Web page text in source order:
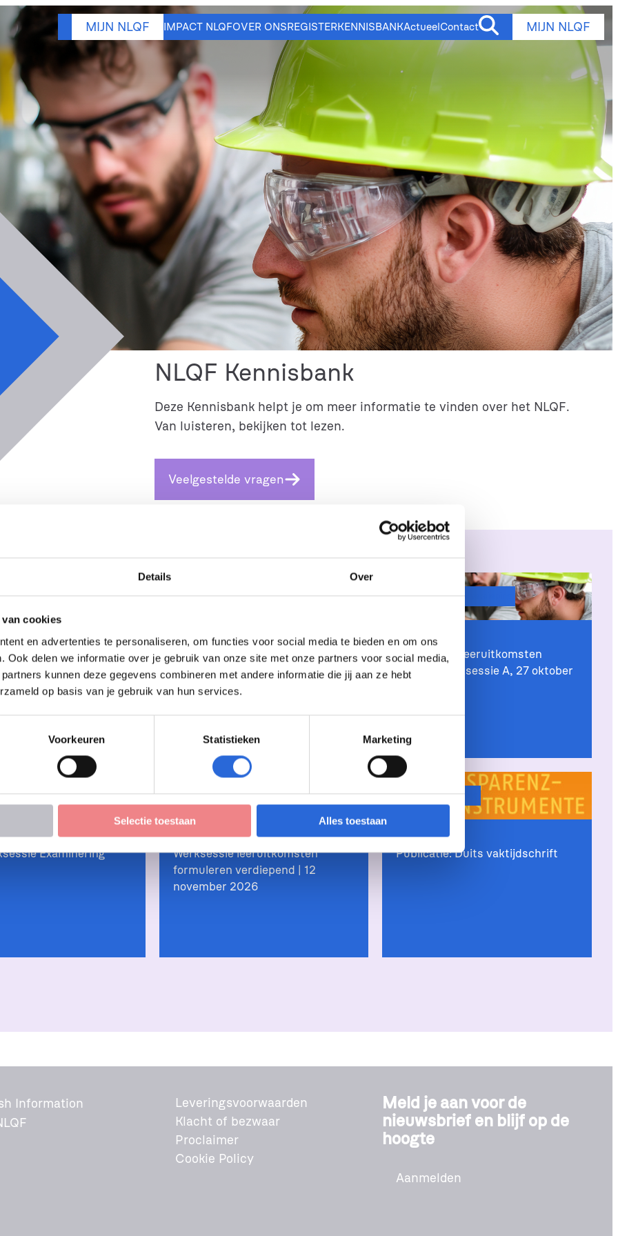
Details Over
van cookies
en advertenties te personaliseren, om functies voor social media te bieden en om ons
Ook delen we informatie over je gebruik van onze site met onze partners voor social media,
kunnen deze gegevens combineren met andere informatie die jij aan ze hebt
op basis van je gebruik van hun services.
Voorkeuren Statistieken Marketing
Selectie toestaan Alles toestaan
MIJN NLQF IMPACT NLQFOVER ONSREGISTERKENNISBANKActueelContact MIJN NLQF
NLQF Kennisbank
Deze Kennisbank helpt je om meer informatie te vinden over het NLQF.
Van luisteren, bekijken tot lezen.
Veelgestelde vragen
& verdieping
branches en sectoren
ontwikkelen!
september 2026
Actueel, Kennis & verdieping
Formuleren leeruitkomsten
(verdiepend), Werksessie B, 12
november 2026
Actueel, Kennis & verdieping
Formuleren leeruitkomsten
(basis), Werksessie A, 27 oktober
& verdieping
Examinering
Actueel, Kennis & verdieping
Werksessie leeruitkomsten
formuleren verdiepend | 12
november 2026
Kennis & verdieping
Publicatie: Duits vaktijdschrift
Information
Leveringsvoorwaarden
Klacht of bezwaar
Proclaimer
Cookie Policy
Meld je aan voor de
nieuwsbrief en blijf op de
hoogte
Aanmelden